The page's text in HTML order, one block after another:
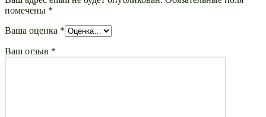
помечены *
Ваша оценка *
Ваш отзыв *